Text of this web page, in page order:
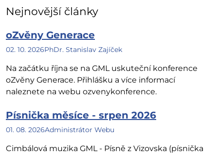
Nejnovější články
oZvěny Generace
02. 10. 2026PhDr. Stanislav Zajíček
Na začátku října se na GML uskuteční konference
oZvěny Generace. Přihlášku a více informací
naleznete na webu ozvenykonference.
Písnička měsíce - srpen 2026
01. 08. 2026Administrátor Webu
Cimbálová muzika GML - Písně z Vizovska (písnička